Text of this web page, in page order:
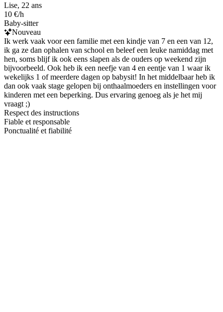
Lise, 22 ans
10 €/h
Baby-sitter
Nouveau
Ik werk vaak voor een familie met een kindje van 7 en een van 12,
ik ga ze dan ophalen van school en beleef een leuke namiddag met
hen, soms blijf ik ook eens slapen als de ouders op weekend zijn
bijvoorbeeld. Ook heb ik een neefje van 4 en eentje van 1 waar ik
wekelijks 1 of meerdere dagen op babysit! In het middelbaar heb ik
dan ook vaak stage gelopen bij onthaalmoeders en instellingen voor
kinderen met een beperking. Dus ervaring genoeg als je het mij
vraagt ;)
Respect des instructions
Fiable et responsable
Ponctualité et fiabilité